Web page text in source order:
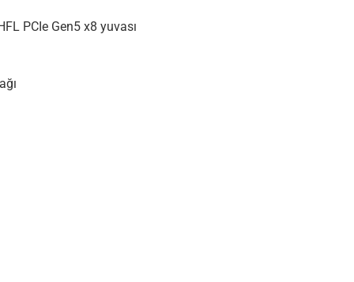
PCIe Gen5 x8 yuvası